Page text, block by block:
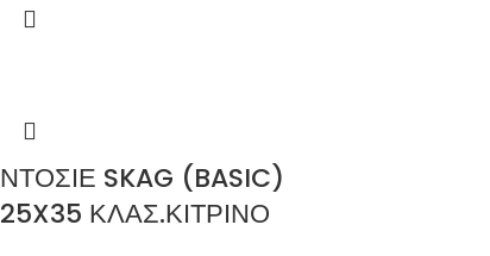
ΝΤΟΣΙΕ SKAG (BASIC)
25X35 ΚΛΑΣ.ΚΙΤΡΙΝΟ